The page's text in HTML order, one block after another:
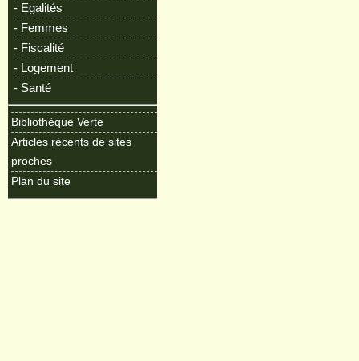
- Egalités
- Femmes
- Fiscalité
- Logement
- Santé
Bibliothèque Verte
Articles récents de sites
proches
Plan du site